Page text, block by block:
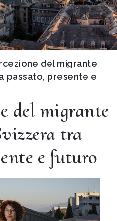
del migrante
passato, presente e
del migrante
tra
e futuro